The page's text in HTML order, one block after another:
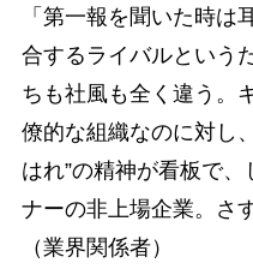
「第一報を聞いた時は
合するライバルという
ちも社風も全く違う。
僚的な組織なのに対し
はれ”の精神が看板で
ナーの非上場企業。さ
（業界関係者）